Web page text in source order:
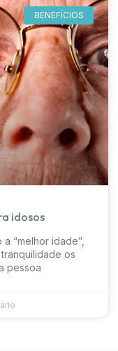
BENEFÍCIOS
idosos
“melhor idade”,
os
pessoa